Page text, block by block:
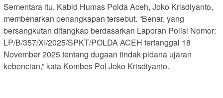
Sementara itu, Kabid Humas Polda Aceh, Joko Krisdiyanto,
membenarkan penangkapan tersebut. “Benar, yang
bersangkutan ditangkap berdasarkan Laporan Polisi Nomor:
LP/B/357/XI/2025/SPKT/POLDA ACEH tertanggal 18
November 2025 tentang dugaan tindak pidana ujaran
kebencian,” kata Kombes Pol Joko Krisdiyanto.